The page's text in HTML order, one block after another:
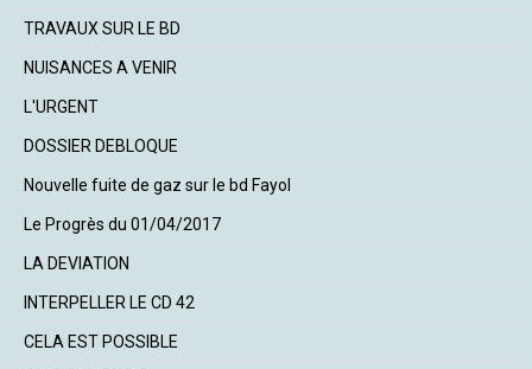
TRAVAUX SUR LE BD
NUISANCES A VENIR
L'URGENT
DOSSIER DEBLOQUE
Nouvelle fuite de gaz sur le bd Fayol
Le Progrès du 01/04/2017
LA DEVIATION
INTERPELLER LE CD 42
CELA EST POSSIBLE